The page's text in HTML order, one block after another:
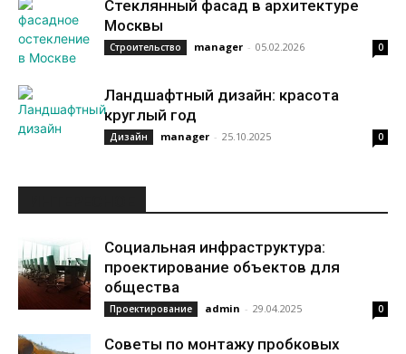
Стеклянный фасад в архитектуре
Москвы
Строительство manager - 05.02.2026 0
Ландшафтный дизайн: красота
круглый год
Дизайн manager - 25.10.2025 0
Социальная инфраструктура:
проектирование объектов для
общества
Проектирование admin - 29.04.2025 0
Советы по монтажу пробковых